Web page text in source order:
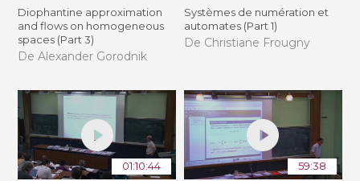
Diophantine approximation
and flows on homogeneous
spaces (Part 3)
De Alexander Gorodnik
Systèmes de numération et
automates (Part 1)
De Christiane Frougny
01:10:44 59:38